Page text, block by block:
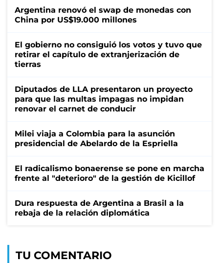
Argentina renovó el swap de monedas con
China por US$19.000 millones
El gobierno no consiguió los votos y tuvo que
retirar el capítulo de extranjerización de
tierras
Diputados de LLA presentaron un proyecto
para que las multas impagas no impidan
renovar el carnet de conducir
Milei viaja a Colombia para la asunción
presidencial de Abelardo de la Espriella
El radicalismo bonaerense se pone en marcha
frente al "deterioro" de la gestión de Kicillof
Dura respuesta de Argentina a Brasil a la
rebaja de la relación diplomática
TU COMENTARIO